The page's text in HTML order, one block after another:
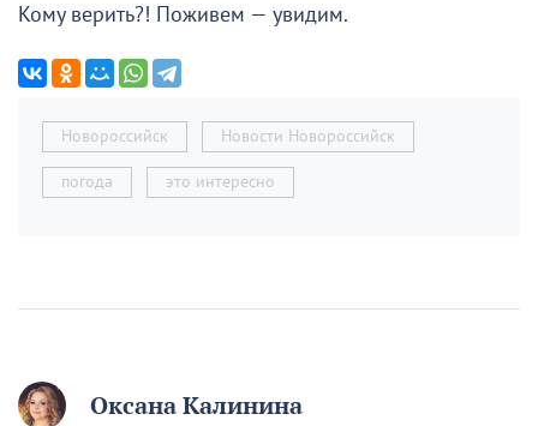
Кому верить?! Поживем — увидим.
Новороссийск Новости Новороссийск
погода это интересно
Оксана Калинина